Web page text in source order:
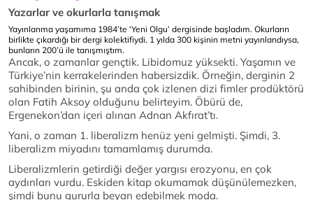
Yazarlar ve okurlarla tanışmak
Yayınlanma yaşamıma 1984’te ‘Yeni Olgu’ dergisinde başladım. Okurların
birlikte çıkardığı bir dergi kolektifiydi. 1 yılda 300 kişinin metni yayınlandıysa,
bunların 200’ü ile tanışmıştım.
Ancak, o zamanlar gençtik. Libidomuz yüksekti. Yaşamın ve
Türkiye’nin kerrakelerinden habersizdik. Örneğin, derginin 2
sahibinden birinin, şu anda çok izlenen dizi fimler prodüktörü
olan Fatih Aksoy olduğunu belirteyim. Öbürü de,
Ergenekon’dan içeri alınan Adnan Akfırat’tı.
Yani, o zaman 1. liberalizm henüz yeni gelmişti. Şimdi, 3.
liberalizm miyadını tamamlamış durumda.
Liberalizmlerin getirdiği değer yargısı erozyonu, en çok
aydınları vurdu. Eskiden kitap okumamak düşünülemezken,
şimdi bunu gururla beyan edebilmek moda.